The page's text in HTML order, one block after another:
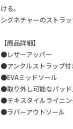
ける。
シグネチャーのストラ
【商品詳細】
●レザーアッパー
●アンクルストラップ付
●EVAミッドソール
●取り外し可能なパッ
●テキスタイルライニ
●ラバーアウトソール